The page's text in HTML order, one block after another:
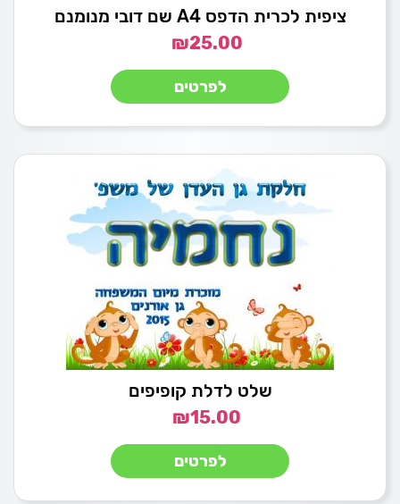
ציפית לכרית הדפס A4 שם דובי מנומנם
₪25.00
לפרטים
שלט לדלת קופיפים
₪15.00
לפרטים